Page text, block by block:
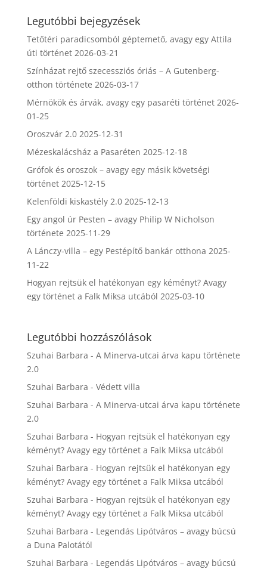
Legutóbbi bejegyzések
Tetőtéri paradicsomból géptemető, avagy egy Attila
úti történet 2026-03-21
Színházat rejtő szecessziós óriás – A Gutenberg-
otthon története 2026-03-17
Mérnökök és árvák, avagy egy pasaréti történet 2026-
01-25
Oroszvár 2.0 2025-12-31
Mézeskalácsház a Pasaréten 2025-12-18
Grófok és oroszok – avagy egy másik követségi
történet 2025-12-15
Kelenföldi kiskastély 2.0 2025-12-13
Egy angol úr Pesten – avagy Philip W Nicholson
története 2025-11-29
A Lánczy-villa – egy Pestépítő bankár otthona 2025-
11-22
Hogyan rejtsük el hatékonyan egy kéményt? Avagy
egy történet a Falk Miksa utcából 2025-03-10
Legutóbbi hozzászólások
Szuhai Barbara - A Minerva-utcai árva kapu története
2.0
Szuhai Barbara - Védett villa
Szuhai Barbara - A Minerva-utcai árva kapu története
2.0
Szuhai Barbara - Hogyan rejtsük el hatékonyan egy
kéményt? Avagy egy történet a Falk Miksa utcából
Szuhai Barbara - Hogyan rejtsük el hatékonyan egy
kéményt? Avagy egy történet a Falk Miksa utcából
Szuhai Barbara - Hogyan rejtsük el hatékonyan egy
kéményt? Avagy egy történet a Falk Miksa utcából
Szuhai Barbara - Legendás Lipótváros – avagy búcsú
a Duna Palotától
Szuhai Barbara - Legendás Lipótváros – avagy búcsú